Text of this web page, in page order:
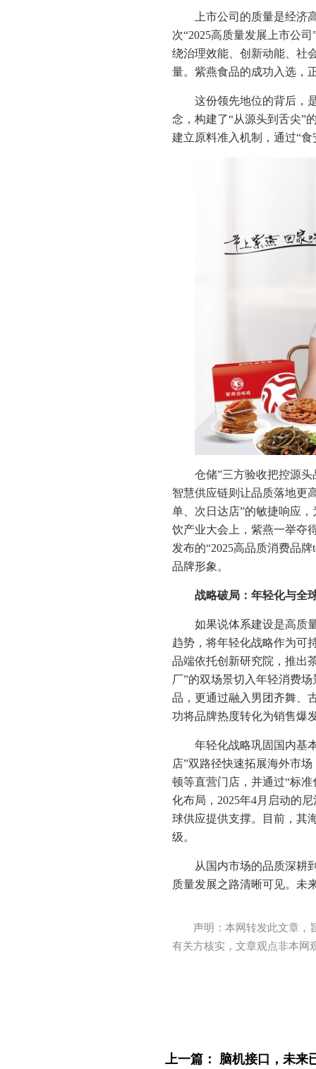
上市公司的质量是经
次“2025高质量发展上市公
绕治理效能、创新动能、社
量。紫燕食品的成功入选，
这份领先地位的背后，
念，构建了“从源头到舌尖”
建立原料准入机制，通过“食
仓储”三方验收把控源
智慧供应链则让品质落地更
单、次日达店”的敏捷响应
饮产业大会上，紫燕一举夺
发布的“2025高品质消费品
品牌形象。
战略破局：年轻化与全
如果说体系建设是高质
趋势，将年轻化战略作为可
品端依托创新研究院，推出
厂”的双场景切入年轻消费
品，更通过融入男团齐舞、
功将品牌热度转化为销售爆
年轻化战略巩固国内基
店”双路径快速拓展海外市
顿等直营门店，并通过“标
化布局，2025年4月启动的
球供应提供支撑。目前，其
级。
从国内市场的品质深耕
质量发展之路清晰可见。未
声明：本网转发此文章，
有关方核实，文章观点非本网
上一篇： 脑机接口，未来